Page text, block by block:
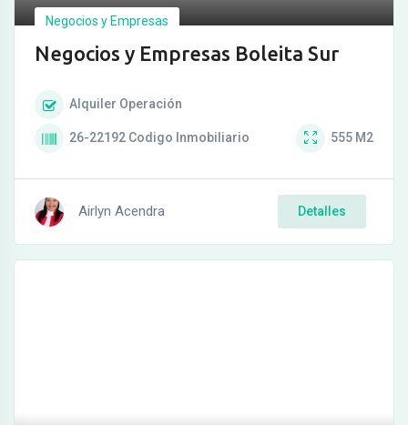
Negocios y Empresas
Negocios y Empresas Boleita Sur
Alquiler Operación
26-22192 Codigo Inmobiliario 555 M2
Airlyn Acendra Detalles